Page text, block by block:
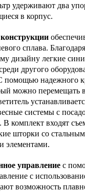
удерживают два
в корпус.
сплава. Благодаря
дизайну легкие
другого
помощью надежного
можно перемещать
системы с
В комплект входят
шторки со
элементами.
управление с
с
возможность